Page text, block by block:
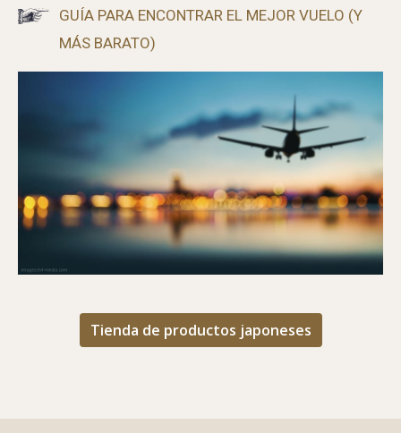
GUÍA PARA ENCONTRAR EL MEJOR VUELO (Y
MÁS BARATO)
Tienda de productos japoneses